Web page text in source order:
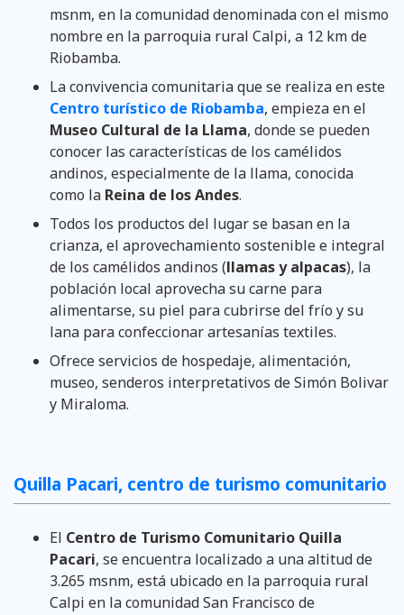
msnm, en la comunidad denominada con el mismo
nombre en la parroquia rural Calpi, a 12 km de
Riobamba.
La convivencia comunitaria que se realiza en este
Centro turístico de Riobamba, empieza en el
Museo Cultural de la Llama, donde se pueden
conocer las características de los camélidos
andinos, especialmente de la llama, conocida
como la Reina de los Andes.
Todos los productos del lugar se basan en la
crianza, el aprovechamiento sostenible e integral
de los camélidos andinos (llamas y alpacas), la
población local aprovecha su carne para
alimentarse, su piel para cubrirse del frío y su
lana para confeccionar artesanías textiles.
Ofrece servicios de hospedaje, alimentación,
museo, senderos interpretativos de Simón Bolivar
y Miraloma.
Quilla Pacari, centro de turismo comunitario
El Centro de Turismo Comunitario Quilla
Pacari, se encuentra localizado a una altitud de
3.265 msnm, está ubicado en la parroquia rural
Calpi en la comunidad San Francisco de